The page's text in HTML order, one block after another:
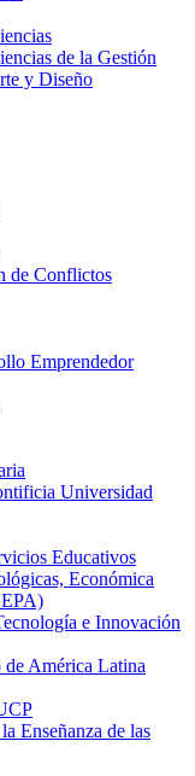
de la Gestión
y Diseño
de Conflictos
Emprendedor
Universidad
Educativos
Económica
e Innovación
América Latina
Enseñanza de las